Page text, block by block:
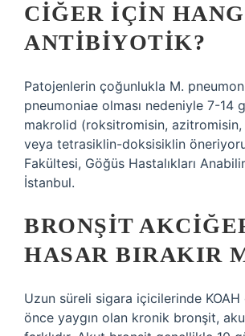
CIĞER IÇIN
ANTIBIYOTIK?
Patojenlerin çoğunlukla M.
pneumoniae olması nedeniyle 7-14
makrolid (roksitromisin,
veya tetrasiklin-doksisiklin
Fakültesi, Göğüs Hastalıkları
İstanbul.
BRONŞIT
HASAR BIRAKIR
Uzun süreli sigara içicilerinde
önce yaygın olan kronik bronşit,